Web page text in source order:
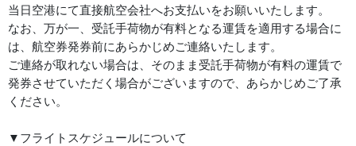
当日空港にて直接航空会社へお支払いをお願いいたします。
なお、万が一、受託手荷物が有料となる運賃を適用する場合に
は、航空券発券前にあらかじめご連絡いたします。
ご連絡が取れない場合は、そのまま受託手荷物が有料の運賃で
発券させていただく場合がございますので、あらかじめご了承
ください。
▼フライトスケジュールについて